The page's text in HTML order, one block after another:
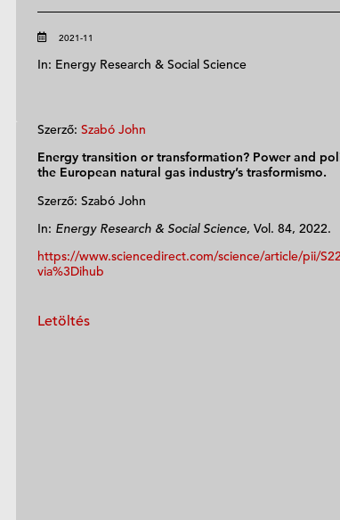
2021-11
In: Energy Research & Social Science
Szerző: Szabó John
Energy transition or transformation? Power and
the European natural gas industry’s trasformismo.
Szerző: Szabó John
In: Energy Research & Social Science, Vol. 84, 2022.
https://www.sciencedirect.com/science/article/pii/
via%3Dihub
Letöltés